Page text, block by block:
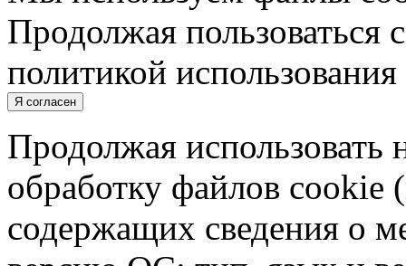
Продолжая пользоваться
политикой
Я согласен
Продолжая использовать
обработку файлов cookie
содержащих сведения о